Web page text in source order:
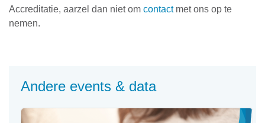
Accreditatie, aarzel dan niet om contactmet ons op te
nemen.
Andere events & data